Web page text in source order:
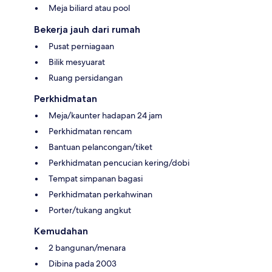
Meja biliard atau pool
Bekerja jauh dari rumah
Pusat perniagaan
Bilik mesyuarat
Ruang persidangan
Perkhidmatan
Meja/kaunter hadapan 24 jam
Perkhidmatan rencam
Bantuan pelancongan/tiket
Perkhidmatan pencucian kering/dobi
Tempat simpanan bagasi
Perkhidmatan perkahwinan
Porter/tukang angkut
Kemudahan
2 bangunan/menara
Dibina pada 2003